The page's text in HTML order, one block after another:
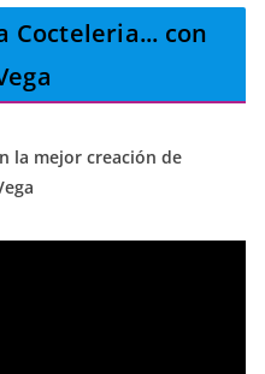
Cocteleria... con
la mejor creación de